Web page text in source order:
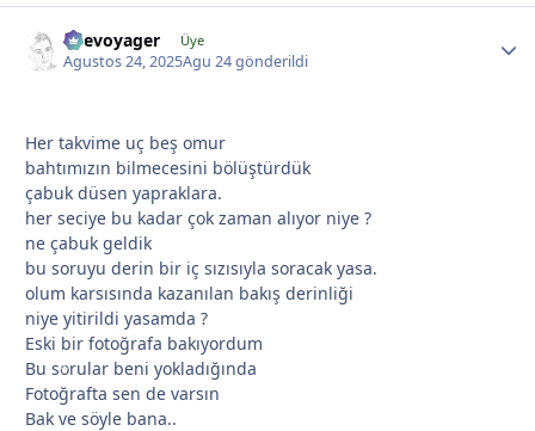
likevoyager Üye
Agustos 24, 2025Agu 24gönderildi
Her takvime uç beş omur
bahtımızın bilmecesini bölüştürdük
çabuk düsen yapraklara.
her seciye bu kadar çok zaman alıyor niye ?
ne çabuk geldik
bu soruyu derin bir iç sızısıyla soracak yasa.
olum karsısında kazanılan bakış derinliği
niye yitirildi yasamda ?
Eski bir fotoğrafa bakıyordum
Bu sorular beni yokladığında
Fotoğrafta sen de varsın
Bak ve söyle bana..
*